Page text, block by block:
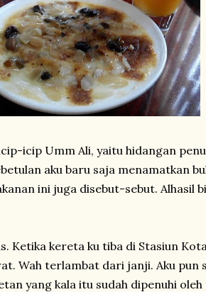
icip Umm Ali, yaitu hidangan
aku baru saja menamatkan
ini juga disebut-sebut. Alhasil
Ketika kereta ku tiba di Stasiun
Wah terlambat dari janji. Aku pun
yang kala itu sudah dipenuhi